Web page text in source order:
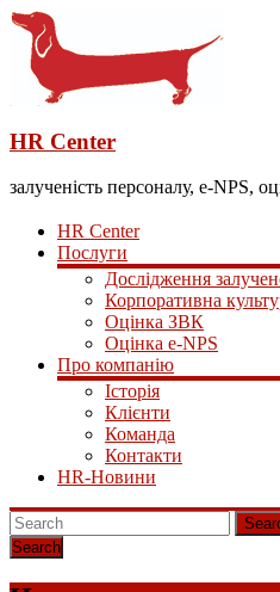
HR Center
залученість персоналу, e-NPS,
HR Center
Послуги
Дослідження
Корпоративна
Оцінка ЗВК
Оцінка e-NPS
Про компанію
Історія
Клієнти
Команда
Контакти
HR-Новини